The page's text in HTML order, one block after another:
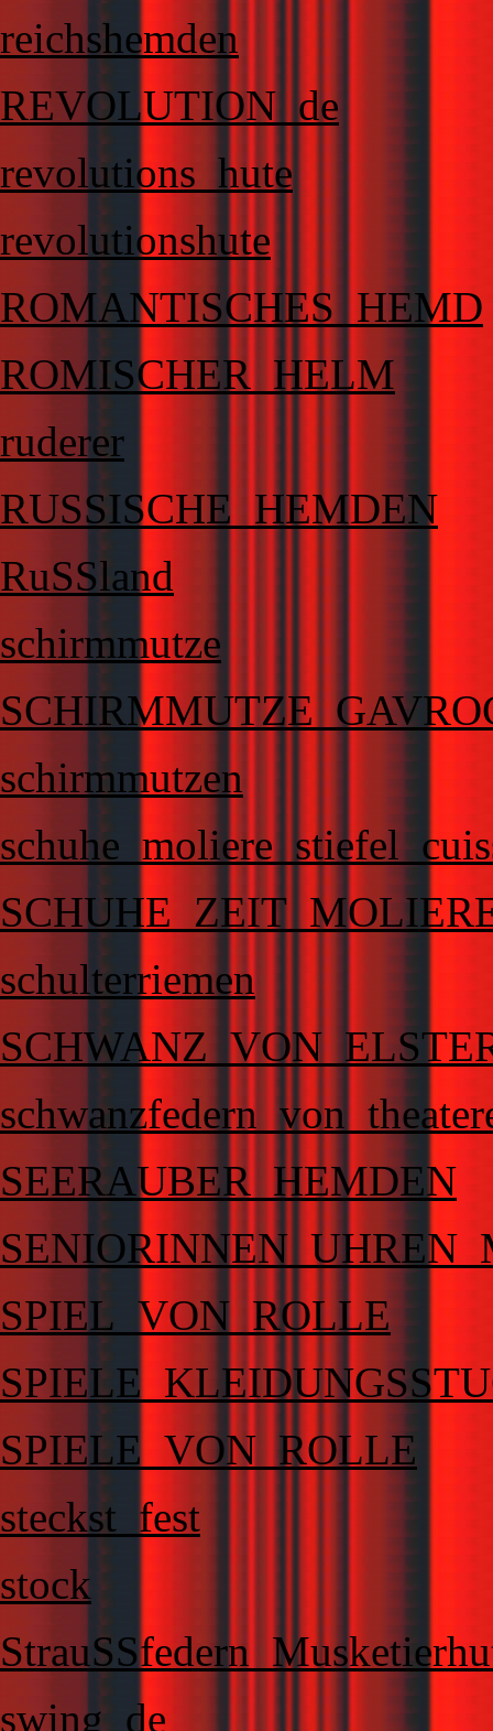
reichshemden
REVOLUTION_de
revolutions_hute
revolutionshute
ROMANTISCHES_HEMD
ROMISCHER_HELM
ruderer
RUSSISCHE_HEMDEN
RuSSland
schirmmutze
schirmmutzen
schulterriemen
SEERAUBER_HEMDEN
SPIEL_VON_ROLLE
SPIELE_VON_ROLLE
steckst_fest
stock
swing_de